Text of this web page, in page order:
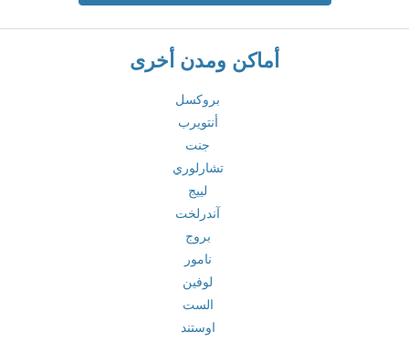
أماكن ومدن أخرى
بروكسل
أنتويرب
جنت
تشارلوري
لييج
آندرلخت
بروج
نامور
لوفين
الست
اوستند